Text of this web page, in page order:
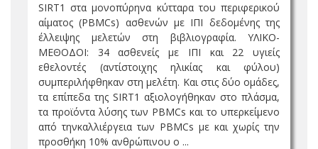
SIRT1 στα μονοπύρηνα κύτταρα του περιφερικού
αίματος (PBMCs) ασθενών με ΙΠΙ δεδομένης της
έλλειψης μελετών στη βιβλιογραφία. ΥΛΙΚΟ-
ΜΕΘΟΔΟΙ: 34 ασθενείς με ΙΠΙ και 22 υγιείς
εθελοντές (αντίστοιχης ηλικίας και φύλου)
συμπεριλήφθηκαν στη μελέτη. Και στις δύο ομάδες,
τα επίπεδα της SIRT1 αξιολογήθηκαν στο πλάσμα,
τα προϊόντα λύσης των PBMCs και το υπερκείμενο
από τηνκαλλιέργεια των PBMCs με και χωρίς την
προσθήκη 10% ανθρώπινου ο ...